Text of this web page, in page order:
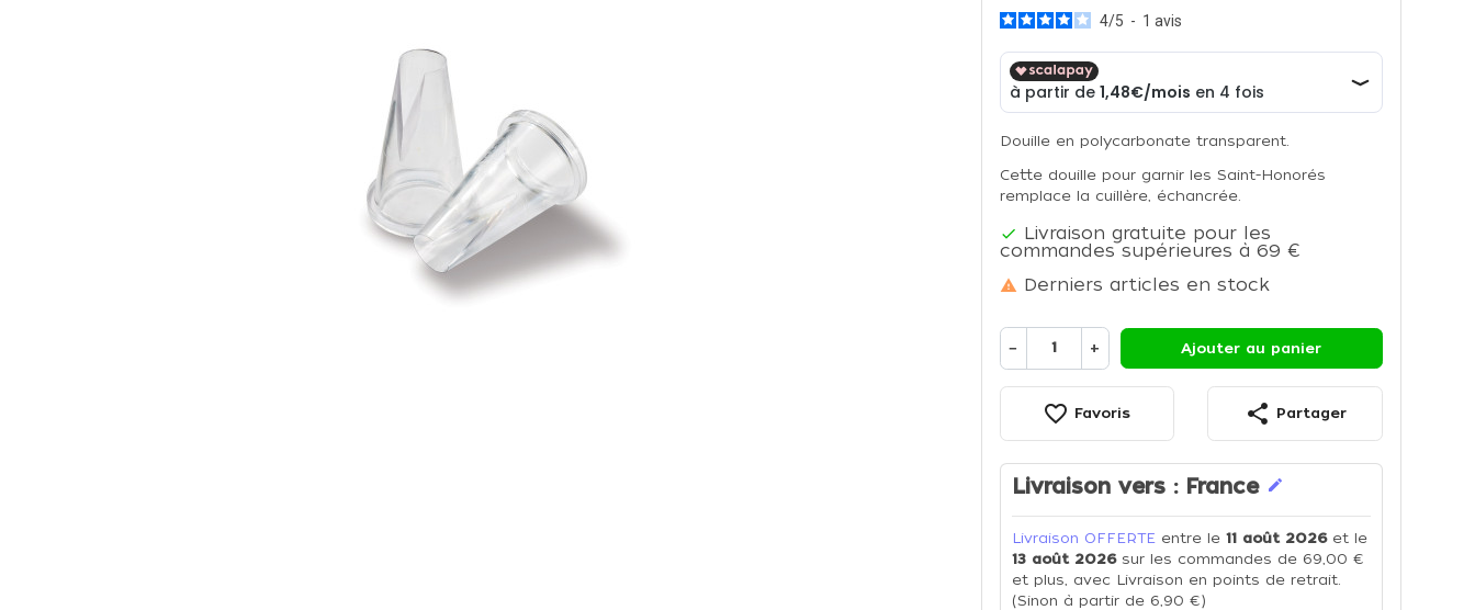
4/5 - 1 avis
Douille en polycarbonate transparent.
Cette douille pour garnir les Saint-Honorés
remplace la cuillère, échancrée.
 Livraison gratuite pour les
commandes supérieures à 69 €
 Derniers articles en stock
− + Ajouter au panier
favorite_border Favoris share Partager
Livraison vers : France edit
Livraison OFFERTE entre le 11 août 2026et le
13 août 2026sur les commandes de 69,00 €
et plus, avec Livraison en points de retrait.
(Sinon à partir de 6,90 €)